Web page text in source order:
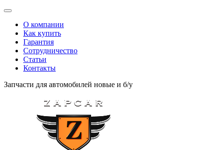
О компании
Как купить
Гарантия
Сотрудничество
Статьи
Контакты
Запчасти для автомобилей новые и б/у